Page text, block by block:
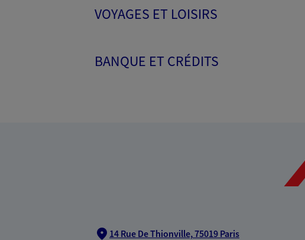
VOYAGES ET LOISIRS
BANQUE ET CRÉDITS
14 Rue De Thionville,75019 Paris